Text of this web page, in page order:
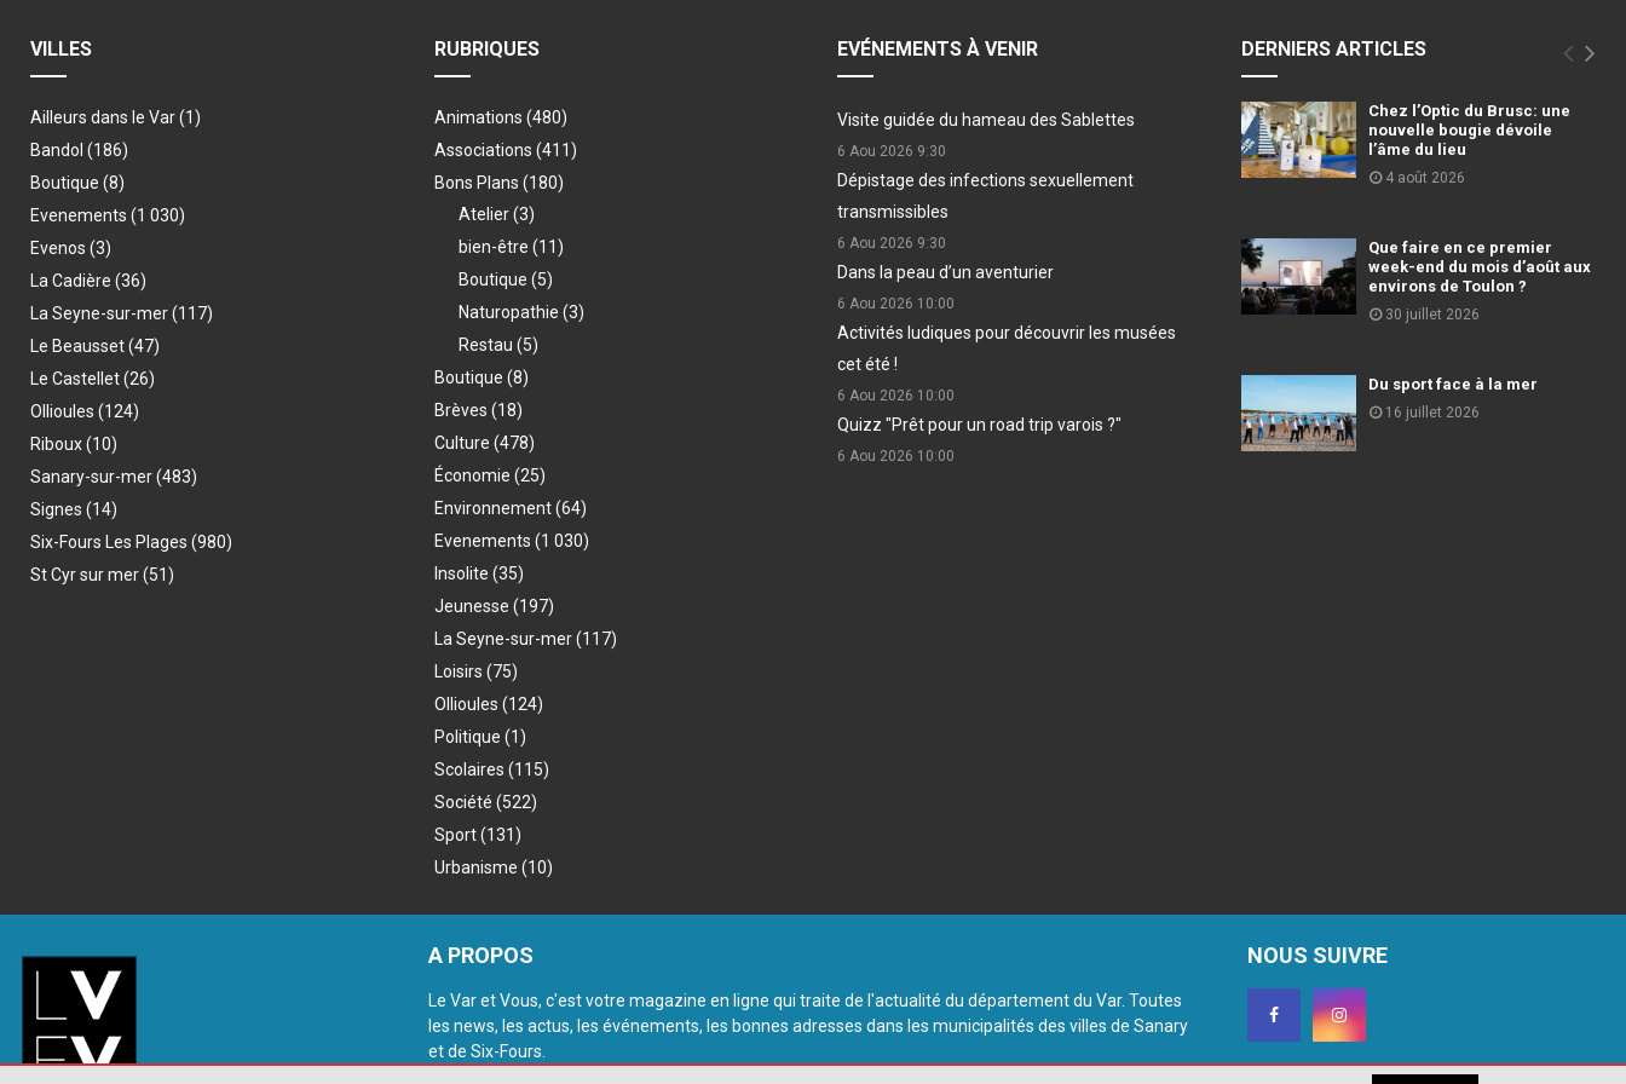
VILLES
Ailleurs dans le Var(1)
Bandol (186)
Boutique (8)
Evenements (1 030)
Evenos (3)
La Cadière (36)
La Seyne-sur-mer(117)
Le Beausset(47)
Le Castellet(26)
Ollioules (124)
Riboux(10)
Sanary-sur-mer(483)
Signes (14)
Six-Fours Les Plages (980)
St Cyr sur mer(51)
RUBRIQUES
Animations (480)
Associations (411)
Bons Plans (180)
Atelier(3)
bien-être (11)
Boutique (5)
Naturopathie (3)
Restau (5)
Boutique (8)
Brèves (18)
Culture (478)
Économie (25)
Environnement(64)
Evenements (1 030)
Insolite (35)
Jeunesse (197)
La Seyne-sur-mer(117)
Loisirs (75)
Ollioules (124)
Politique (1)
Scolaires (115)
Société (522)
Sport(131)
Urbanisme (10)
EVÉNEMENTS À VENIR
Visite guidée du hameau des Sablettes
6 Aou 2026 9:30
Dépistage des infections sexuellement
transmissibles
6 Aou 2026 9:30
Dans la peau d’un aventurier
6 Aou 2026 10:00
Activités ludiques pour découvrir les musées
cet été !
6 Aou 2026 10:00
Quizz "Prêt pour un road trip varois ?"
6 Aou 2026 10:00
DERNIERS ARTICLES
Chez l’Optic du Brusc: une
nouvelle bougie dévoile
l’âme du lieu
4 août 2026
Que faire en ce premier
week-end du mois d’août aux
environs de Toulon ?
30 juillet 2026
Du sport face à la mer
16 juillet 2026
A PROPOS
Le Var et Vous, c'est votre magazine en ligne qui traite de l'actualité du département du Var. Toutes
les news, les actus, les événements, les bonnes adresses dans les municipalités des villes de Sanary
et de Six-Fours.
NOUS SUIVRE